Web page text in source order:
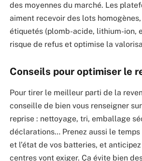
des moyennes du marché. Les
aiment recevoir des lots
étiquetés (plomb-acide, lithium-ion,
risque de refus et optimise la
Conseils pour optimiser le
Pour tirer le meilleur parti de la
conseille de bien vous renseigner
reprise : nettoyage, tri, emballage
déclarations… Prenez aussi le
et l’état de vos batteries, et
centres vont exiger. Ça évite bien